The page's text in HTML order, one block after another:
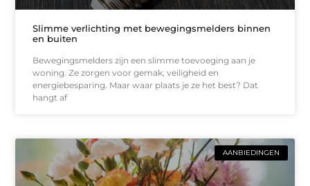
Slimme verlichting met bewegingsmelders binnen
en buiten
Bewegingsmelders zijn een slimme toevoeging aan je
woning. Ze zorgen voor gemak, veiligheid en
energiebesparing. Maar waar plaats je ze het best? Dat
hangt af
AANBIEDINGEN